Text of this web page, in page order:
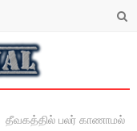
தீவகத்தில் பலர் காணாமல்